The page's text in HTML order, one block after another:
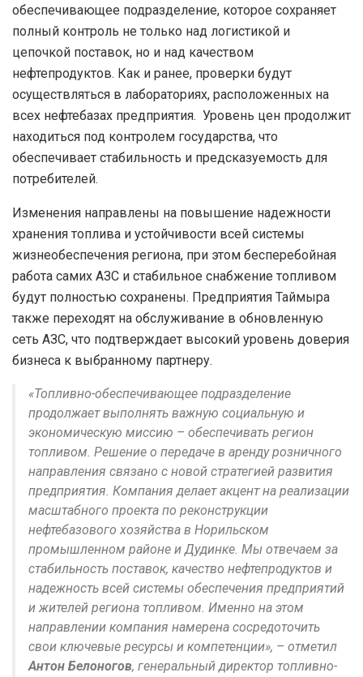
обеспечивающее подразделение, которое сохраняет
полный контроль не только над логистикой и
цепочкой поставок, но и над качеством
нефтепродуктов. Как и ранее, проверки будут
осуществляться в лабораториях, расположенных на
всех нефтебазах предприятия. Уровень цен продолжит
находиться под контролем государства, что
обеспечивает стабильность и предсказуемость для
потребителей.
Изменения направлены на повышение надежности
хранения топлива и устойчивости всей системы
жизнеобеспечения региона, при этом бесперебойная
работа самих АЗС и стабильное снабжение топливом
будут полностью сохранены. Предприятия Таймыра
также переходят на обслуживание в обновленную
сеть АЗС, что подтверждает высокий уровень доверия
бизнеса к выбранному партнеру.
«Топливно-обеспечивающее подразделение
продолжает выполнять важную социальную и
экономическую миссию – обеспечивать регион
топливом. Решение о передаче в аренду розничного
направления связано с новой стратегией развития
предприятия. Компания делает акцент на реализации
масштабного проекта по реконструкции
нефтебазового хозяйства в Норильском
промышленном районе и Дудинке. Мы отвечаем за
стабильность поставок, качество нефтепродуктов и
надежность всей системы обеспечения предприятий
и жителей региона топливом. Именно на этом
направлении компания намерена сосредоточить
свои ключевые ресурсы и компетенции», – отметил
Антон Белоногов, генеральный директор топливно-